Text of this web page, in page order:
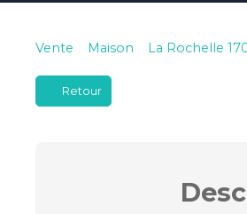
Vente Maison La Rochelle
Retour